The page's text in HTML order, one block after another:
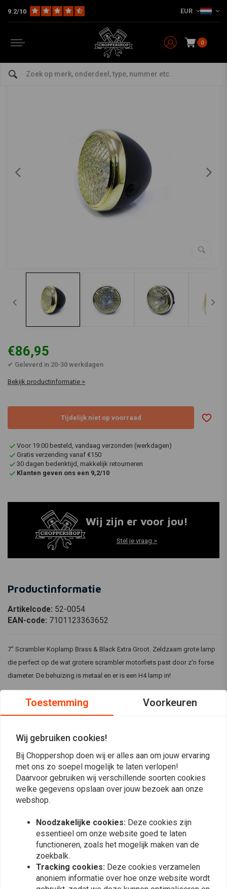
9.2/10 EUR
0
Multi-fit Verlichting 7" Scrambler Koplamp Brass & Black Extra Groot
7" Scrambler Koplamp Brass & Black Extra
Groot
€86,95
✔ Geleverd in 20-30 werkdagen
Bekijk productinformatie >
Tijdelijk niet op voorraad
Voor 19:00 besteld, vandaag verzonden (werkdagen)
Gratis verzending vanaf €150
30 dagen bedenktijd, makkelijk retourneren
Klanten geven ons een 9,2/10
Wij zijn er voor jou!
Stel je vraag >
Productinformatie
Artikelcode: 52-0054
EAN-code: 7101123363652
7" Scrambler Koplamp Brass & Black Extra Groot. Zeldzaam grote lamp
die perfect op de wat grotere scrambler motorfiets past door z'n forse
diameter. De behuizing is metaal en er is een H4 lamp in!
12V 55W
Kleurtemperatuur: 5000K
Volledig afgedichte balk / standaard H4-stekker
Zijmontage
Functie 1: led dimlicht / Functie 2: led grootlicht
Voor afmetingen zie foto's
Deze koplamp heeft geen e-markering
Reviews
Toestemming Voorkeuren
Wij gebruiken cookies!
Bij Choppershop doen wij er alles aan om jouw ervaring
met ons zo soepel mogelijk te laten verlopen!
Daarvoor gebruiken wij verschillende soorten cookies
welke gegevens opslaan over jouw bezoek aan onze
webshop.
Noodzakelijke cookies: Deze cookies zijn
essentieel om onze website goed te laten
functioneren, zoals het mogelijk maken van de
zoekbalk.
Tracking cookies: Deze cookies verzamelen
anoniem informatie over hoe onze website wordt